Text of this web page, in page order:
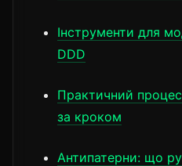
Інструменти для
DDD
Практичний
за кроком
Антипатерни: що